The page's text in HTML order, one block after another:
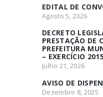
EDITAL DE
Agosto 5, 2026
DECRETO
PRESTAÇÃO DE
PREFEITURA
– EXERCÍCIO
Julho 21, 2026
AVISO DE
Dezembro 8, 2025